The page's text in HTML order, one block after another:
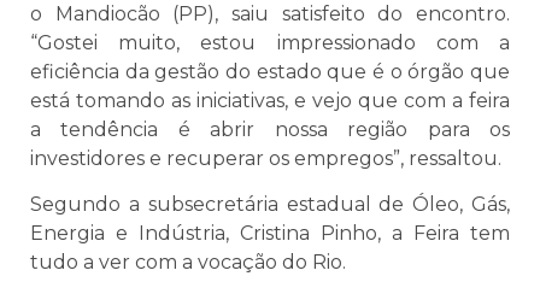
o Mandiocão (PP), saiu satisfeito do encontro.
“Gostei muito, estou impressionado com a
eficiência da gestão do estado que é o órgão que
está tomando as iniciativas, e vejo que com a feira
a tendência é abrir nossa região para os
investidores e recuperar os empregos”, ressaltou.
Segundo a subsecretária estadual de Óleo, Gás,
Energia e Indústria, Cristina Pinho, a Feira tem
tudo a ver com a vocação do Rio.